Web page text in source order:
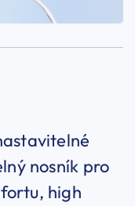
nosník pro
high